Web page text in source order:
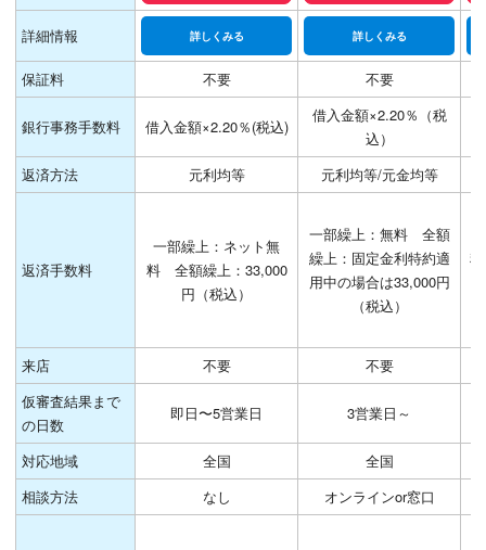
詳細情報 詳しくみる 詳しくみる
保証料 不要 不要
銀行事務手数料 借入金額×2.20％(税込)
借入金額×2.20％（税
込）
返済方法 元利均等 元利均等/元金均等
返済手数料
一部繰上：ネット無
料 全額繰上：33,000
円（税込）
一部繰上：無料 全額
繰上：固定金利特約適
用中の場合は33,000円
（税込）
来店
不要
不要
仮審査結果まで
の日数
即日〜5営業日 3営業日～
対応地域 全国
全国
相談方法
なし オンラインor窓口